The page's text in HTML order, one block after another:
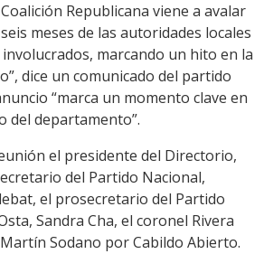
Republicana viene a avalar
meses de las autoridades locales
marcando un hito en la
dice un comunicado del partido
“marca un momento clave en
del departamento”.
el presidente del Directorio,
del Partido Nacional,
el prosecretario del Partido
Sandra Cha, el coronel Rivera
Sodano por Cabildo Abierto.